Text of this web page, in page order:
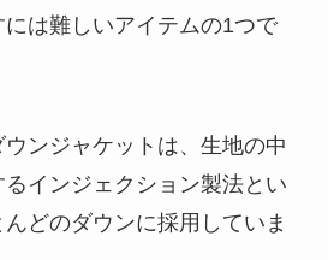
は難しいアイテムの1つで
ンジャケットは、生地の中
インジェクション製法とい
どのダウンに採用していま